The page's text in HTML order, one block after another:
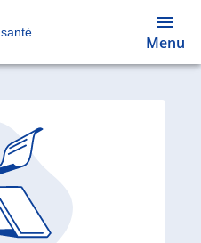
Menu